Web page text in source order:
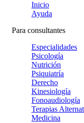
Inicio
Ayuda
Para consultantes
Especialidades
Psicología
Nutrición
Psiquiatría
Derecho
Kinesiología
Fonoaudiología
Terapias
Medicina